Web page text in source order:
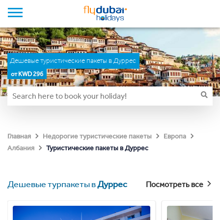
Дешевые туристические пакеты в Дуррес
от KWD 296
Главная Недорогие туристические пакеты
Европа
Албания
Туристические пакеты в Дуррес
Дешевые турпакеты вДуррес Посмотреть все